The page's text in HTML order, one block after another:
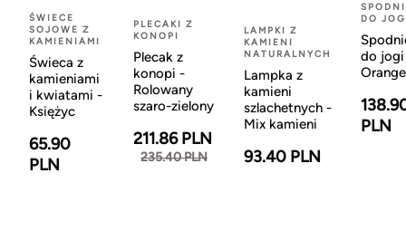
ŚWIECE
SOJOWE Z
KAMIENIAMI
Świeca z
kamieniami
i kwiatami -
Księżyc
65.90
PLN
PLECAKI Z
KONOPI
Plecak z
konopi -
Rolowany
szaro-zielony
211.86 PLN
235.40 PLN
LAMPKI Z
KAMIENI
NATURALNYCH
Lampka z
kamieni
szlachetnych -
Mix kamieni
93.40 PLN
DO
do
Orange
PLN